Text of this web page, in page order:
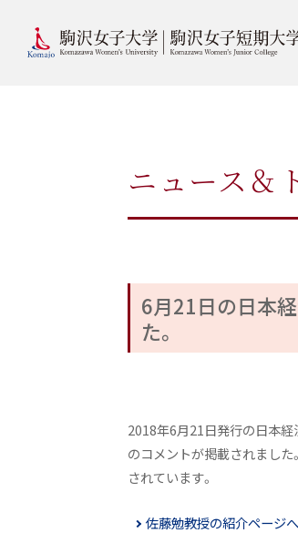
ニュース＆
6月21日の日本
た。
2018年6月21日発行の日本経
のコメントが掲載されました
されています。
佐藤勉教授の紹介ページへ